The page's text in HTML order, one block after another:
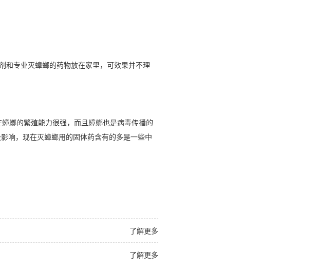
专业灭蟑螂的药物放在家里，可效果并不理
螂的繁殖能力很强，而且蟑螂也是病毒传播的
响，现在灭蟑螂用的固体药含有的多是一些中
了解更多
了解更多